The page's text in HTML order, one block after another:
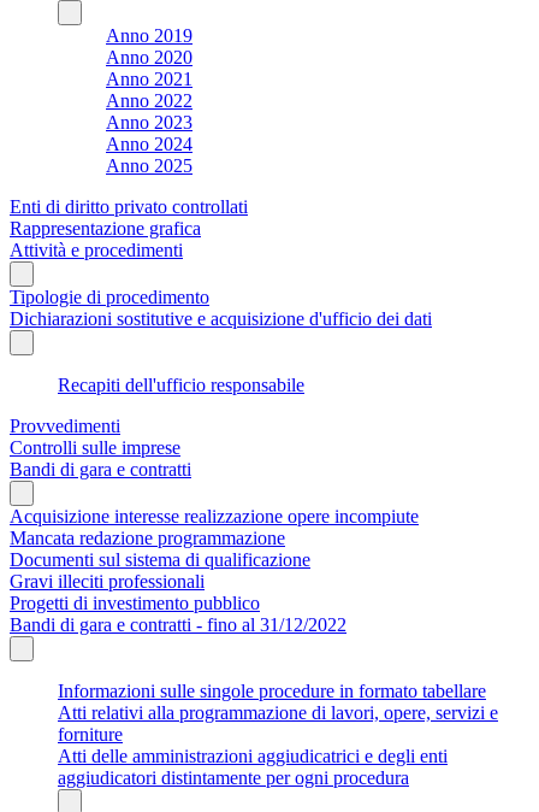
Anno 2019
Anno 2020
Anno 2021
Anno 2022
Anno 2023
Anno 2024
Anno 2025
Enti di diritto privato controllati
Rappresentazione grafica
Attività e procedimenti
Tipologie di procedimento
Dichiarazioni sostitutive e acquisizione d'ufficio dei dati
Recapiti dell'ufficio responsabile
Provvedimenti
Controlli sulle imprese
Bandi di gara e contratti
Acquisizione interesse realizzazione opere incompiute
Mancata redazione programmazione
Documenti sul sistema di qualificazione
Gravi illeciti professionali
Progetti di investimento pubblico
Bandi di gara e contratti - fino al 31/12/2022
Informazioni sulle singole procedure in formato tabellare
Atti relativi alla programmazione di lavori, opere, servizi e
forniture
Atti delle amministrazioni aggiudicatrici e degli enti
aggiudicatori distintamente per ogni procedura